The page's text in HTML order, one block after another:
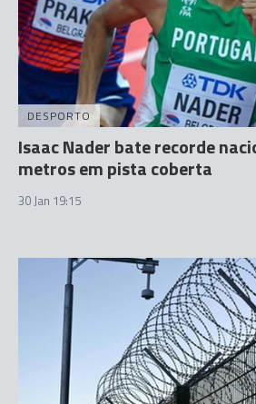
DESPORTO
Isaac Nader bate recorde
metros em pista coberta
30 Jan 19:15